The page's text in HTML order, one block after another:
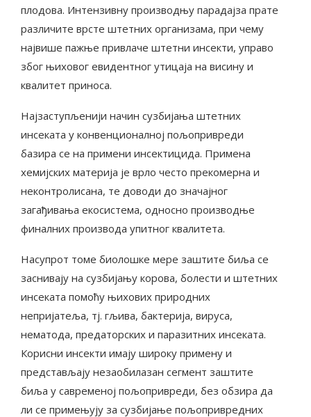
плодова. Интензивну производњу парадајза прате
различите врсте штетних организама, при чему
највише пажње привлаче штетни инсекти, управо
због њиховог евидентног утицаја на висину и
квалитет приноса.
Најзаступљенији начин сузбијања штетних
инсеката у конвенционалној пољопривреди
базира се на примени инсектицида. Примена
хемијских материја је врло често прекомерна и
неконтролисана, те доводи до значајног
загађивања екосистема, односно производње
финалних производа упитног квалитета.
Насупрот томе биолошке мере заштите биља се
заснивају на сузбијању корова, болести и штетних
инсеката помоћу њихових природних
непријатеља, тј. гљива, бактерија, вируса,
нематода, предаторских и паразитних инсеката.
Корисни инсекти имају широку примену и
представљају незаобилазан сегмент заштите
биља у савременој пољопривреди, без обзира да
ли се примењују за сузбијање пољопривредних